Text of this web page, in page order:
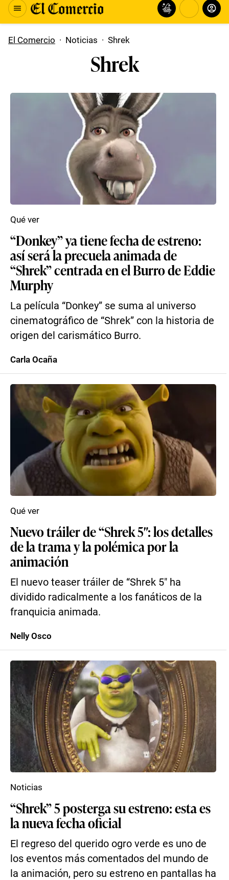
El Comercio · Noticias · Shrek
Shrek
“Donkey” ya tiene fecha de estreno:
así será la precuela animada de
“Shrek” centrada en el Burro de Eddie
Murphy
La película “Donkey” se suma al universo
cinematográfico de “Shrek” con la historia de
origen del carismático Burro.
Qué ver
Carla Ocaña
Nuevo tráiler de “Shrek 5″: los detalles
de la trama y la polémica por la
animación
El nuevo teaser tráiler de “Shrek 5″ ha
dividido radicalmente a los fanáticos de la
franquicia animada.
Qué ver
Nelly Osco
“Shrek” 5 posterga su estreno: esta es
la nueva fecha oficial
El regreso del querido ogro verde es uno de
los eventos más comentados del mundo de
la animación, pero su estreno en pantallas ha
Noticias